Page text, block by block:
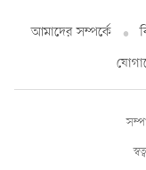
আমাদের সম্পর্কে